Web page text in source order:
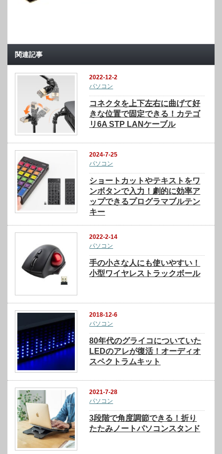
関連記事
2022-12-2
パソコン
コネクタを上下左右に曲げて好
きな位置で固定できる！カテゴ
リ6A STP LANケーブル
2024-7-25
パソコン
ショートカットやテキストをワ
ンボタンで入力！劇的に効率ア
ップできるプログラマブルテン
キー
2022-2-14
パソコン
手の小さな人にも使いやすい！
小型ワイヤレストラックボール
2018-12-6
パソコン
80年代のグライコについていた
LEDのアレが復活！オーディオ
スペクトラムキット
2021-7-28
パソコン
3段階で角度調節できる！折り
たたみノートパソコンスタンド